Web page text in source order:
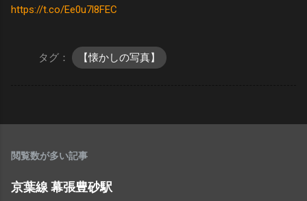
https://t.co/Ee0u7l8FEC
タグ： 【懐かしの写真】
閲覧数が多い記事
京葉線 幕張豊砂駅